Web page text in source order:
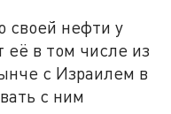
своей нефти у
её в том числе из
с Израилем в
с ним